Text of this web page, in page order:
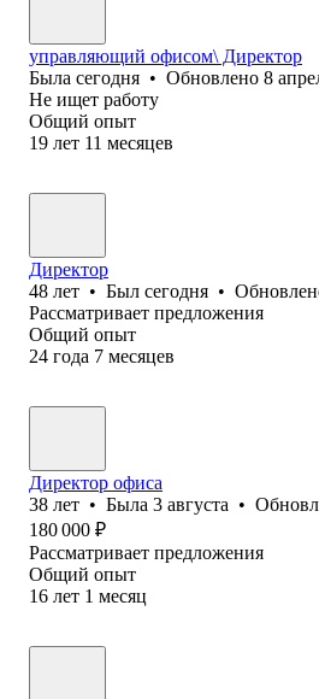
управляющий офисом\ Директор
Была сегодня • Обновлено 8
Не ищет работу
Общий опыт
19 лет 11 месяцев
Директор
48 лет • Был сегодня •
Рассматривает предложения
Общий опыт
24 года 7 месяцев
Директор офиса
38 лет • Была 3 августа •
180 000 ₽
Рассматривает предложения
Общий опыт
16 лет 1 месяц